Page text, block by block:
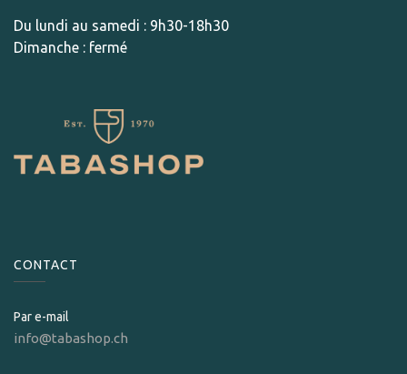
Du lundi au samedi : 9h30-18h30
Dimanche : fermé
CONTACT
Par e-mail
info@tabashop.ch